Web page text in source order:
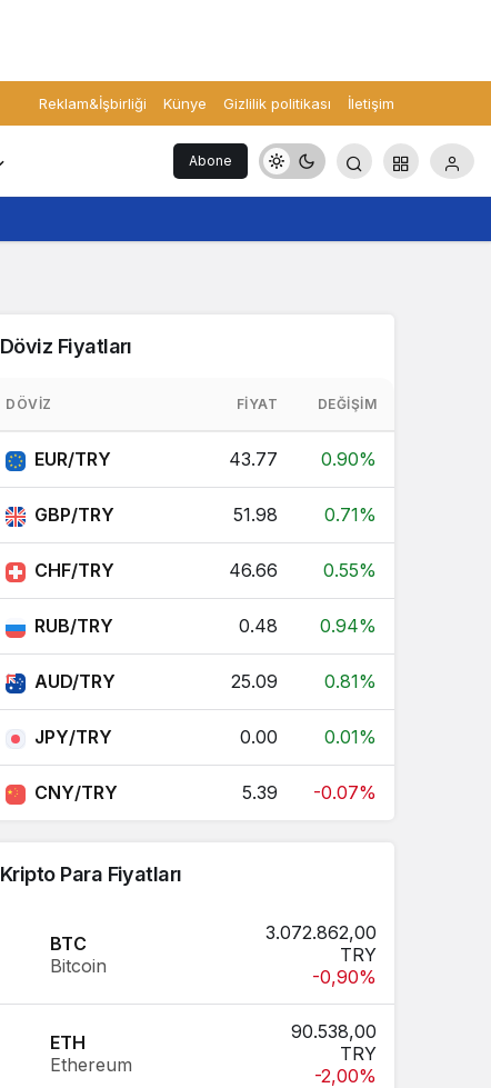
Reklam&İşbirliği Künye Gizlilik politikası İletişim
Abone
Ol
Döviz Fiyatları
DÖVIZ FIYAT DEĞIŞIM
EUR/TRY 43.77 0.90%
GBP/TRY 51.98 0.71%
CHF/TRY 46.66 0.55%
RUB/TRY 0.48 0.94%
AUD/TRY 25.09 0.81%
JPY/TRY 0.00 0.01%
CNY/TRY 5.39 -0.07%
Kripto Para Fiyatları
BTC
Bitcoin
3.072.862,00
TRY
-0,90%
ETH
Ethereum
90.538,00
TRY
-2,00%